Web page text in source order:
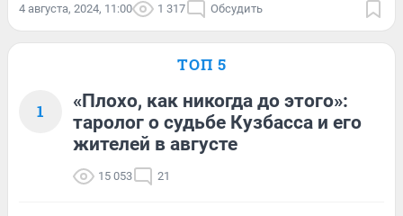
4 августа, 2024, 11:00 1 317 Обсудить
ТОП 5
1
«Плохо, как никогда до этого»:
таролог о судьбе Кузбасса и его
жителей в августе
15 053 21